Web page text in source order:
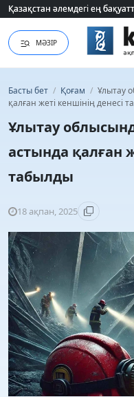
Қазақстан әлемдегі ең
Қазақстан әлемдегі ең
МӘЗІР
Басты бет / Қоғам / Ұлытау
қалған жеті кеншінің денесі
Ұлытау
астында қалған
табылды
18 ақпан, 2025